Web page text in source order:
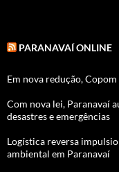
PARANAVAÍ ONLINE
Em nova redução,
Com nova lei, Paranavaí
desastres e emergências
Logística reversa
ambiental em Paranavaí